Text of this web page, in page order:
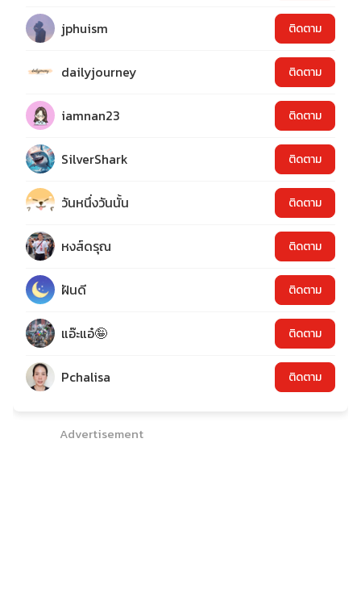
jphuism ติดตาม
dailyjourney ติดตาม
iamnan23 ติดตาม
SilverShark ติดตาม
วันหนึ่งวันนั้น ติดตาม
หงส์ดรุณ ติดตาม
ฝันดี ติดตาม
แอ๊ะแอ๋🤪 ติดตาม
Pchalisa ติดตาม
Advertisement